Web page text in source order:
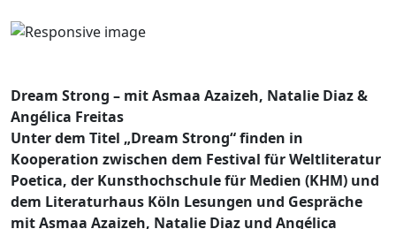
Dream Strong – mit Asmaa Azaizeh, Natalie Diaz &
Angélica Freitas
Unter dem Titel „Dream Strong“ finden in
Kooperation zwischen dem Festival für Weltliteratur
Poetica, der Kunsthochschule für Medien (KHM) und
dem Literaturhaus Köln Lesungen und Gespräche
mit Asmaa Azaizeh, Natalie Diaz und Angélica